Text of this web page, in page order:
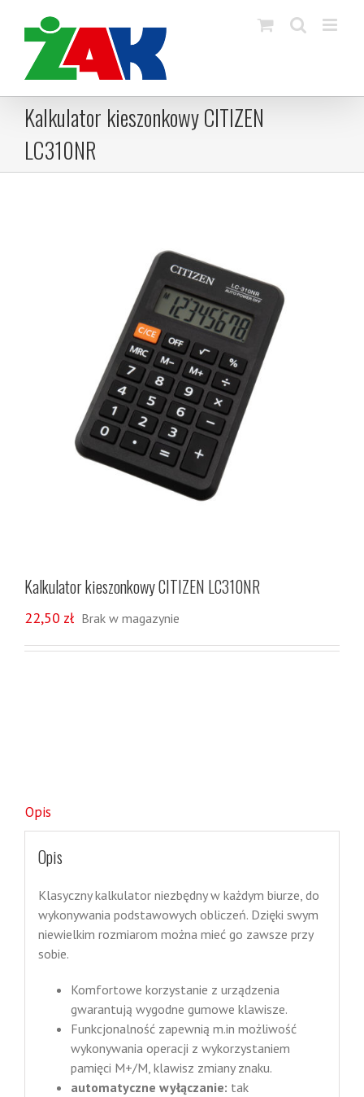
content
Kalkulator kieszonkowy CITIZEN
LC310NR
Kalkulator kieszonkowy CITIZEN LC310NR
22,50 zł Brak w magazynie
Opis
Opis
Klasyczny kalkulator niezbędny w każdym biurze, do
wykonywania podstawowych obliczeń. Dzięki swym
niewielkim rozmiarom można mieć go zawsze przy
sobie.
Komfortowe korzystanie z urządzenia
gwarantują wygodne gumowe klawisze.
Funkcjonalność zapewnią m.in możliwość
wykonywania operacji z wykorzystaniem
pamięci M+/M, klawisz zmiany znaku.
automatyczne wyłączanie: tak